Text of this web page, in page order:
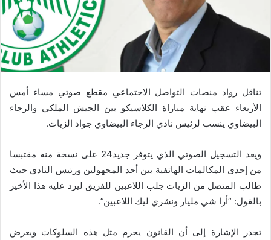
تناقل رواد منصات التواصل الاجتماعي مقطع صوتي مساء أمس
الأربعاء عقب نهاية مباراة الكلاسيكو بين الجيش الملكي والرجاء
البيضاوي ينسب لرئيس نادي الرجاء البيضاوي جواد الزيات.
ويعد التسجيل الصوتي الذي يتوفر جديد24 على نسخة منه مقتبسا
من إحدى المكالمات الهاتفية بين أحد المجهولين ورئيس النادي حيث
طالب المتصل من الزيات جلب اللاعبين للفريق ليرد عليه هذا الأخير
بالقول: “أرا شي مليار ونشري ليك اللاعبين”.
تجدر الإشارة إلى أن القانون يجرم مثل هذه السلوكات ويعرض